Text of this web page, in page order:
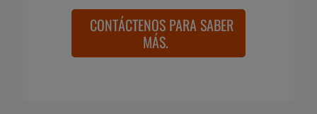
CONTÁCTENOS PARA SABER
MÁS.